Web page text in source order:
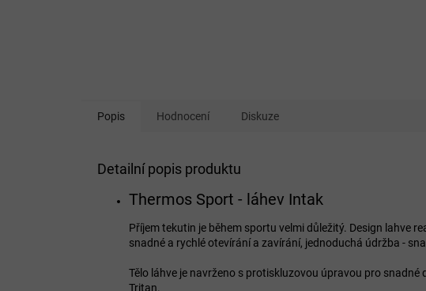
Popis Hodnocení Diskuze
Detailní popis produktu
Thermos Sport - láhev Intak
Příjem tekutin je během sportu velmi důležitý. Design lahve
snadné a rychlé otevírání a zavírání, jednoduchá údržba -
Tělo láhve je navrženo s protiskluzovou úpravou pro
Tritan.